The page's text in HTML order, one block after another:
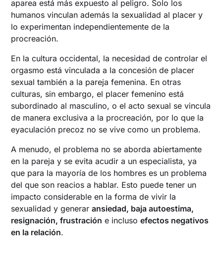
aparea está más expuesto al peligro. Solo los
humanos vinculan además la sexualidad al placer y
lo experimentan independientemente de la
procreación.
En la cultura occidental, la necesidad de controlar el
orgasmo está vinculada a la concesión de placer
sexual también a la pareja femenina. En otras
culturas, sin embargo, el placer femenino está
subordinado al masculino, o el acto sexual se vincula
de manera exclusiva a la procreación, por lo que la
eyaculación precoz no se vive como un problema.
A menudo, el problema no se aborda abiertamente
en la pareja y se evita acudir a un especialista, ya
que para la mayoría de los hombres es un problema
del que son reacios a hablar. Esto puede tener un
impacto considerable en la forma de vivir la
sexualidad y generaransiedad, baja autoestima,
resignación, frustración e inclusoefectos negativos
en la relación.